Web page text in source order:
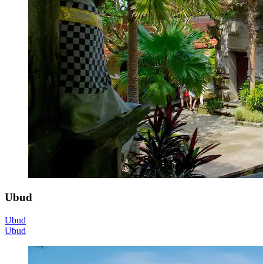
Ubud
Ubud
Ubud